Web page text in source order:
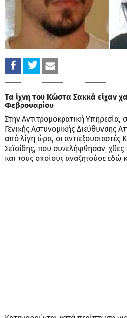
Τα ίχνη του Κώστα Σακκά είχαν
Φεβρουαρίου
Στην Αντιτρομοκρατική Υπηρεσία,
Γενικής Αστυνομικής Διεύθυνσης
από λίγη ώρα, οι αντιεξουσιαστές
Σεϊσίδης, που συνελήφθησαν,
και τους οποίους αναζητούσε εδώ